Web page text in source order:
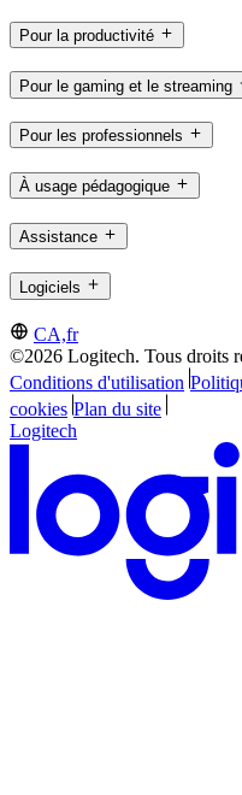
Pour la productivité
Pour le gaming et le streaming
Pour les professionnels
À usage pédagogique
Assistance
Logiciels
CA,fr
©2026 Logitech. Tous droits
Conditions d'utilisation
cookies Plan du site
Logitech